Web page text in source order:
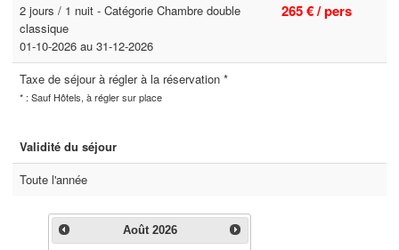
2 jours / 1 nuit - Catégorie Chambre double
classique
01-10-2026 au 31-12-2026
265 € / pers
Taxe de séjour à régler à la réservation *
* : Sauf Hôtels, à régler sur place
Validité du séjour
Toute l'année
Août 2026